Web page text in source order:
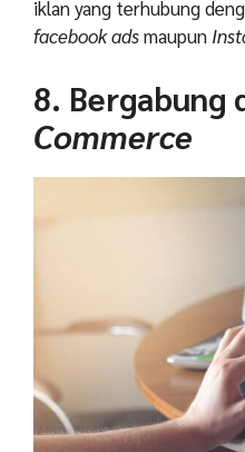
iklan yang terhubung
facebook adsmaupun
8. Bergabung
Commerce